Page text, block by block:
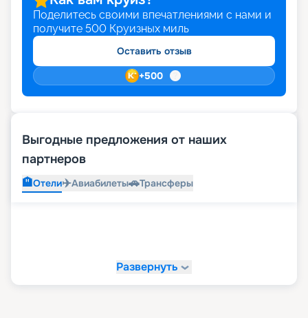
Поделитесь своими впечатлениями с нами и
получите 500 Круизных миль
Оставить отзыв
+500
Выгодные предложения от наших
партнеров
🏨Отели✈️Авиабилеты🚗Трансферы
Развернуть